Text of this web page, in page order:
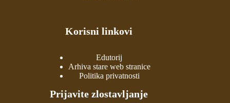
Korisni linkovi
Edutorij
Arhiva stare web stranice
Politika privatnosti
Prijavite zlostavljanje